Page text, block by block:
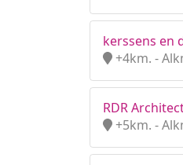
kerssens en
+4km. -
RDR
+5km. -